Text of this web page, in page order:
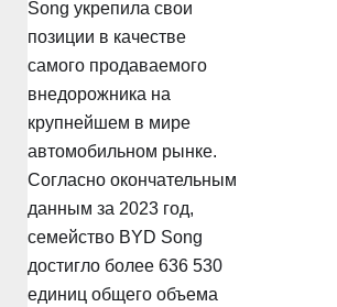
Song укрепила свои
позиции в качестве
самого продаваемого
внедорожника на
крупнейшем в мире
автомобильном рынке.
Согласно окончательным
данным за 2023 год,
семейство BYD Song
достигло более 636 530
единиц общего объема